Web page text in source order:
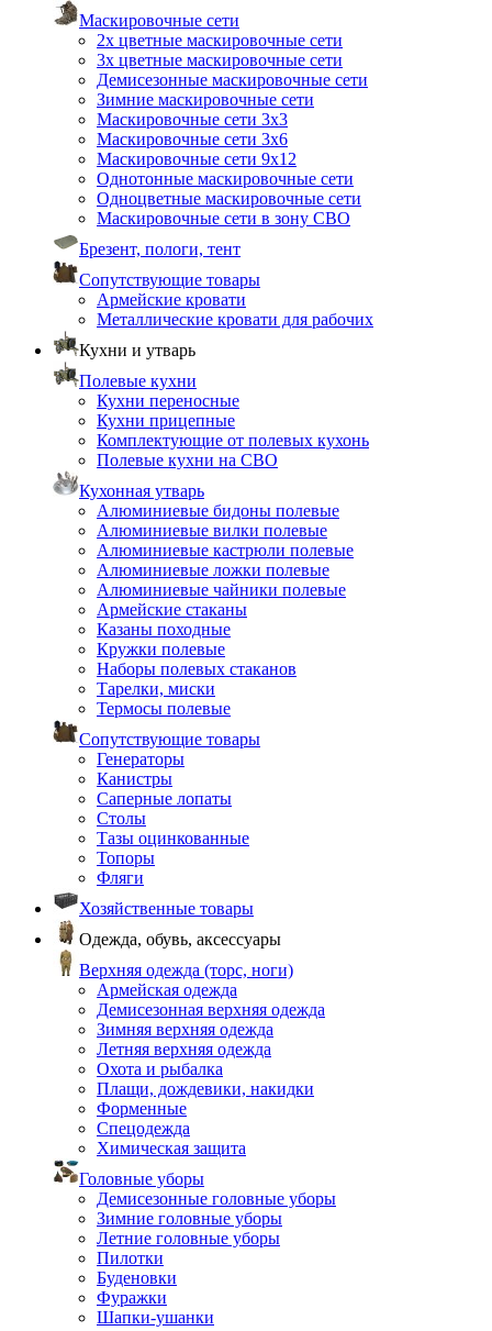
Маскировочные сети
2х цветные маскировочные сети
3х цветные маскировочные сети
Демисезонные маскировочные сети
Зимние маскировочные сети
Маскировочные сети 3х3
Маскировочные сети 3х6
Маскировочные сети 9х12
Однотонные маскировочные сети
Одноцветные маскировочные сети
Маскировочные сети в зону СВО
Брезент, пологи, тент
Сопутствующие товары
Армейские кровати
Металлические кровати для рабочих
Кухни и утварь
Полевые кухни
Кухни переносные
Кухни прицепные
Комплектующие от полевых кухонь
Полевые кухни на СВО
Кухонная утварь
Алюминиевые бидоны полевые
Алюминиевые вилки полевые
Алюминиевые кастрюли полевые
Алюминиевые ложки полевые
Алюминиевые чайники полевые
Армейские стаканы
Казаны походные
Кружки полевые
Наборы полевых стаканов
Тарелки, миски
Термосы полевые
Сопутствующие товары
Генераторы
Канистры
Саперные лопаты
Столы
Тазы оцинкованные
Топоры
Фляги
Хозяйственные товары
Одежда, обувь, аксессуары
Верхняя одежда (торс, ноги)
Армейская одежда
Демисезонная верхняя одежда
Зимняя верхняя одежда
Летняя верхняя одежда
Охота и рыбалка
Плащи, дождевики, накидки
Форменные
Спецодежда
Химическая защита
Головные уборы
Демисезонные головные уборы
Зимние головные уборы
Летние головные уборы
Пилотки
Буденовки
Фуражки
Шапки-ушанки